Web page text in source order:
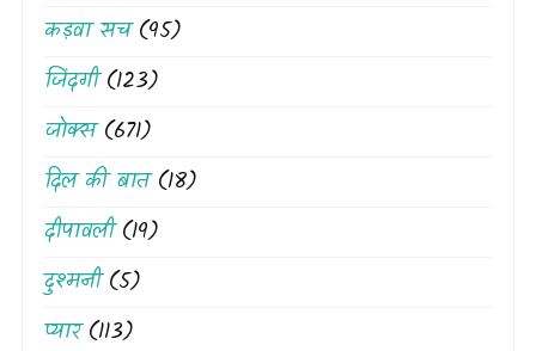
कड़वा सच(95)
जिंदगी(123)
जोक्स(671)
दिल की बात(18)
दीपावली(19)
दुश्मनी(5)
प्यार(113)